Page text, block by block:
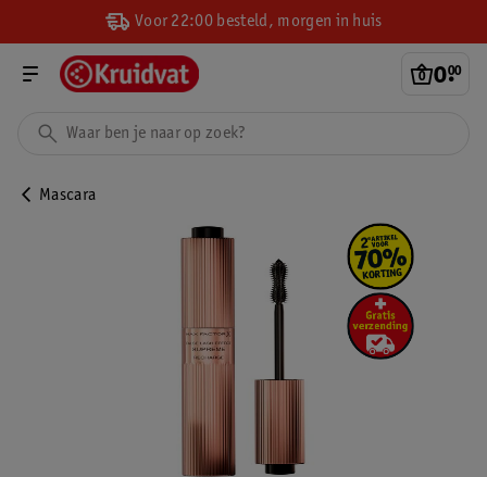
Voor 22:00 besteld, morgen in huis
0.
00
Mascara